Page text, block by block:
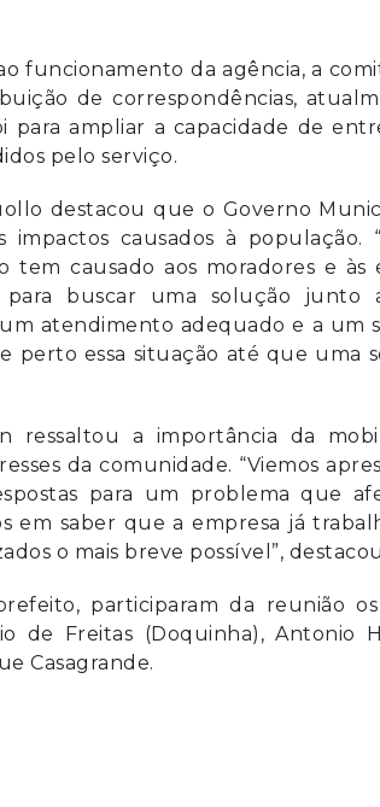
funcionamento da agência, a
de correspondências,
para ampliar a capacidade de
pelo serviço.
destacou que o Governo
impactos causados à população.
tem causado aos moradores e às
para buscar uma solução junto
atendimento adequado e a um
perto essa situação até que uma
ressaltou a importância da
da comunidade. “Viemos
para um problema que
em saber que a empresa já
o mais breve possível”,
participaram da reunião
de Freitas (Doquinha), Antonio
Casagrande.